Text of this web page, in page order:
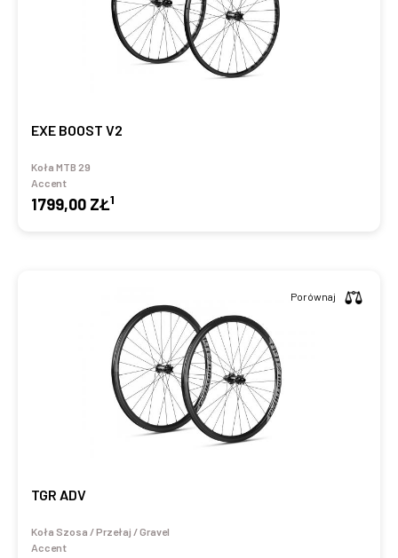
EXE BOOST V2
Koła MTB 29
Accent
1799,00 ZŁ1
TGR ADV
Koła Szosa / Przełaj / Gravel
Accent
Porównaj